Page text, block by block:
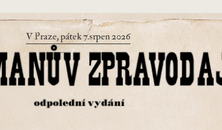
V Praze, pátek 7.srpen 2026